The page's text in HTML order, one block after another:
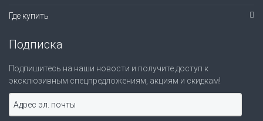
Где купить
Подписка
Подпишитесь на наши новости и получите доступ к
эксклюзивным спецпредложениям, акциям и скидкам!